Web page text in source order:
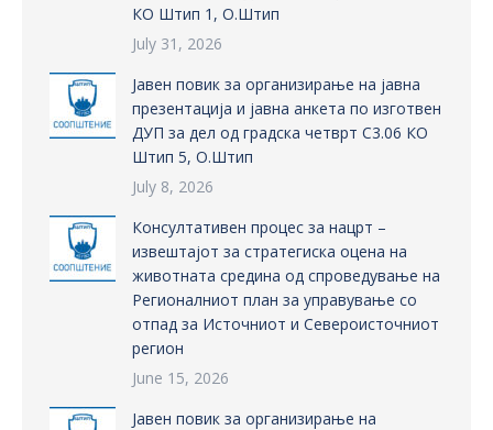
КО Штип 1, О.Штип
July 31, 2026
Јавен повик за организирање на јавна
презентација и јавна анкета по изготвен
ДУП за дел од градска четврт С3.06 КО
Штип 5, О.Штип
July 8, 2026
Консултативен процес за нацрт –
извештајот за стратегиска оцена на
животната средина од спроведување на
Регионалниот план за управување со
отпад за Источниот и Североисточниот
регион
June 15, 2026
Јавен повик за организирање на